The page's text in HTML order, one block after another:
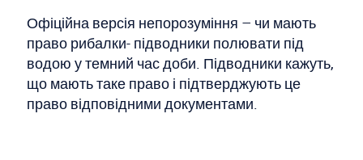
Офіційна версія непорозуміння – чи мають
право рибалки- підводники полювати під
водою у темний час доби. Підводники кажуть,
що мають таке право і підтверджують це
право відповідними документами.